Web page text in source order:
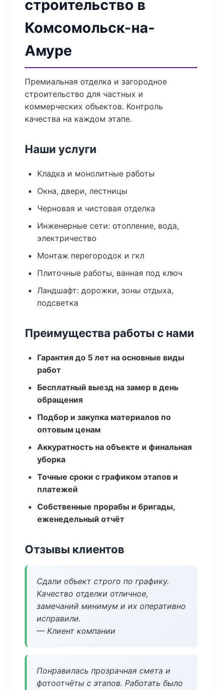
строительство в
Комсомольск-на-
Амуре
Премиальная отделка и загородное
строительство для частных и
коммерческих объектов. Контроль
качества на каждом этапе.
Наши услуги
Кладка и монолитные работы
Окна, двери, лестницы
Черновая и чистовая отделка
Инженерные сети: отопление, вода,
электричество
Монтаж перегородок и гкл
Плиточные работы, ванная под ключ
Ландшафт: дорожки, зоны отдыха,
подсветка
Преимущества работы с нами
Гарантия до 5 лет на основные виды
работ
Бесплатный выезд на замер в день
обращения
Подбор и закупка материалов по
оптовым ценам
Аккуратность на объекте и финальная
уборка
Точные сроки с графиком этапов и
платежей
Собственные прорабы и бригады,
еженедельный отчёт
Отзывы клиентов
Сдали объект строго по графику.
Качество отделки отличное,
замечаний минимум и их оперативно
исправили.
— Клиент компании
Понравилась прозрачная смета и
фотоотчёты с этапов. Работать было